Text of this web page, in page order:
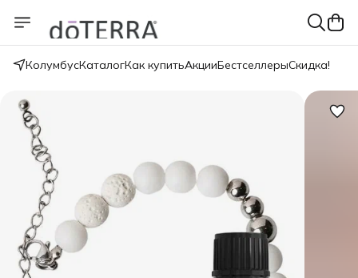
КолумбусКаталогКак купитьАкцииБестселлерыСкидка!